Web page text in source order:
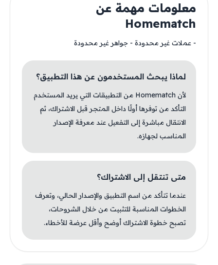
معلومات مهمة عن
Homematch
- عملات غير محدودة - جواهر غير محدودة
لماذا يبحث المستخدمون عن هذا التطبيق؟
لأن Homematch من التطبيقات التي يريد المستخدم
التأكد من توفرها أولًا داخل المتجر قبل الاشتراك، ثم
الانتقال مباشرة إلى التفعيل عند معرفة الإصدار
المناسب لجهازه.
متى تنتقل إلى الاشتراك؟
عندما تتأكد من اسم التطبيق والإصدار الحالي، وتعرف
الخطوات المناسبة للتثبيت من خلال الشروحات،
تصبح خطوة الاشتراك أوضح وأقل عرضة للأخطاء.